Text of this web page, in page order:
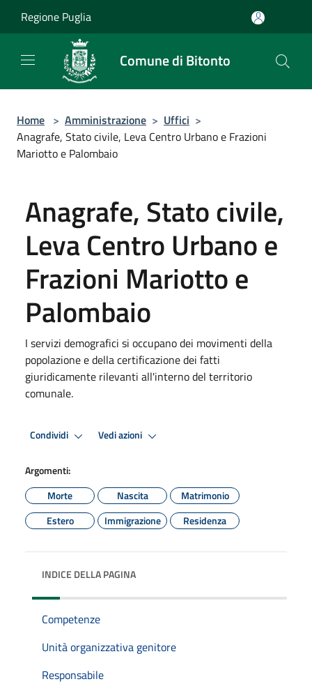
Regione Puglia
Comune di Bitonto
Home > Amministrazione > Uffici >
Anagrafe, Stato civile, Leva Centro Urbano e Frazioni
Mariotto e Palombaio
Anagrafe, Stato civile,
Leva Centro Urbano e
Frazioni Mariotto e
Palombaio
I servizi demografici si occupano dei movimenti della
popolazione e della certificazione dei fatti
giuridicamente rilevanti all'interno del territorio
comunale.
Condividi Vedi azioni
Argomenti:
Morte
Nascita
Matrimonio
Estero
Immigrazione Residenza
INDICE DELLA PAGINA
Competenze
Unità organizzativa genitore
Responsabile